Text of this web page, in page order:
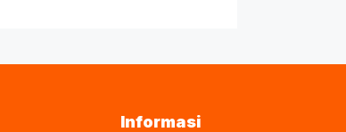
Informasi